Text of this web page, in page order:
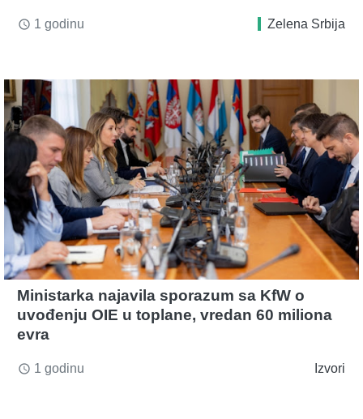
access_time 1 godinu Zelena Srbija
Ministarka najavila sporazum sa KfW o
uvođenju OIE u toplane, vredan 60 miliona
evra
access_time 1 godinu Izvori